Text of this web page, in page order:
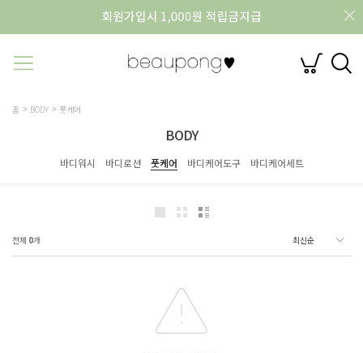
홈 BODY 풋케어
BODY
바디워시 바디로션 풋케어 바디케어도구 바디케어세트
전체 0개